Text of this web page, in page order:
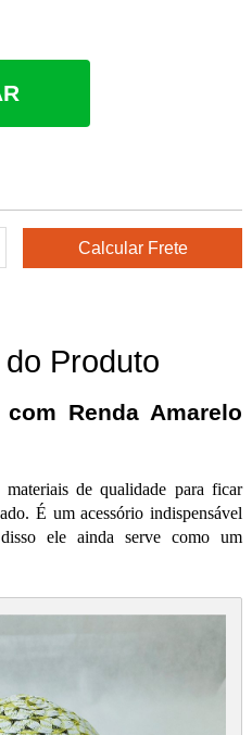
Produto
Renda Amarelo
de qualidade para ficar
É um acessório indispensável
ele ainda serve como um